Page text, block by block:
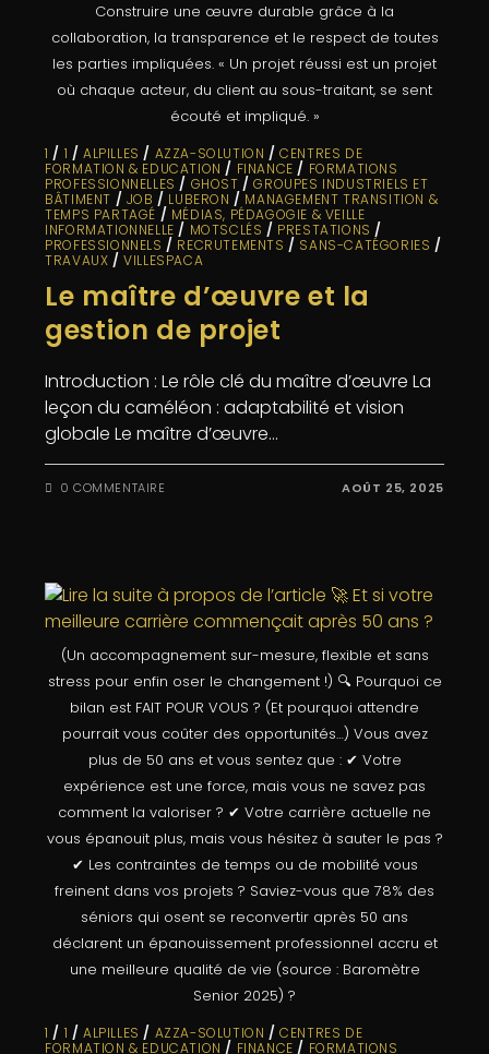
Construire une œuvre durable grâce à la
collaboration, la transparence et le respect de toutes
les parties impliquées. « Un projet réussi est un projet
où chaque acteur, du client au sous-traitant, se sent
écouté et impliqué. »
1 / 1 /ALPILLES / AZZA-SOLUTION /CENTRES DE
FORMATION & EDUCATION / FINANCE / FORMATIONS
PROFESSIONNELLES / GHOST /GROUPES INDUSTRIELS ET
BÂTIMENT / JOB / LUBERON / MANAGEMENT TRANSITION &
TEMPS PARTAGÉ / MÉDIAS, PÉDAGOGIE & VEILLE
INFORMATIONNELLE / MOTSCLÉS / PRESTATIONS /
PROFESSIONNELS / RECRUTEMENTS / SANS-CATÉGORIES /
TRAVAUX /VILLESPACA
Le maître d’œuvre et la
gestion de projet
Introduction : Le rôle clé du maître d’œuvre La
leçon du caméléon : adaptabilité et vision
globale Le maître d’œuvre…
0 COMMENTAIRE AOÛT 25, 2025
(Un accompagnement sur-mesure, flexible et sans
stress pour enfin oser le changement !) 🔍 Pourquoi ce
bilan est FAIT POUR VOUS ? (Et pourquoi attendre
pourrait vous coûter des opportunités…) Vous avez
plus de 50 ans et vous sentez que : ✔ Votre
expérience est une force, mais vous ne savez pas
comment la valoriser ? ✔ Votre carrière actuelle ne
vous épanouit plus, mais vous hésitez à sauter le pas ?
✔ Les contraintes de temps ou de mobilité vous
freinent dans vos projets ? Saviez-vous que 78% des
séniors qui osent se reconvertir après 50 ans
déclarent un épanouissement professionnel accru et
une meilleure qualité de vie (source : Baromètre
Senior 2025) ?
1 / 1 /ALPILLES / AZZA-SOLUTION /CENTRES DE
FORMATION & EDUCATION / FINANCE / FORMATIONS